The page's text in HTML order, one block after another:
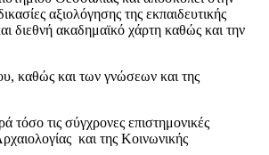
αξιολόγησης της εκπαιδευτικής
διεθνή ακαδημαϊκό χάρτη καθώς και την
καθώς και των γνώσεων και της
τις σύγχρονες επιστημονικές
και της Κοινωνικής